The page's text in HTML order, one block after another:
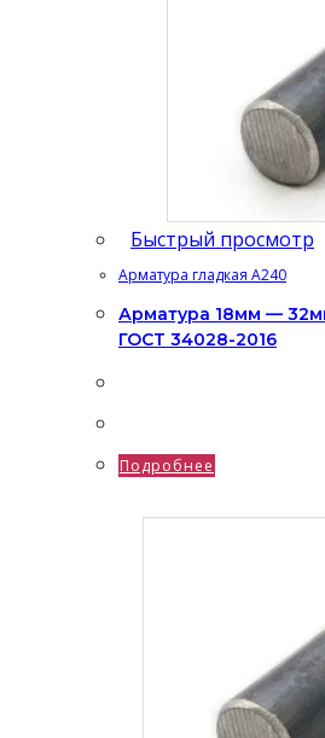
Быстрый просмотр
Арматура гладкая А240
Арматура 18мм —
ГОСТ 34028-2016
Подробнее